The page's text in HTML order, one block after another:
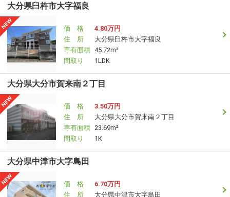
大分県臼杵市大字福良
価 格
4.80万円
住 所
大分県臼杵市大字福良
専有面積 45.72m²
間取り
1LDK
大分県大分市賀来南２丁目
価 格
3.50万円
住 所
大分県大分市賀来南２丁目
専有面積 23.69m²
間取り
1K
大分県中津市大字島田
価 格
6.70万円
住 所
大分県中津市大字島田